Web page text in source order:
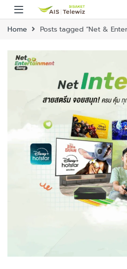
Home Posts tagged “Net &